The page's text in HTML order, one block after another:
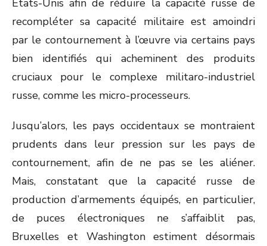
Etats-Unis afin de réduire la capacité russe de
recompléter sa capacité militaire est amoindri
par le contournement à l’œuvre via certains pays
bien identifiés qui acheminent des produits
cruciaux pour le complexe militaro-industriel
russe, comme les micro-processeurs.
Jusqu’alors, les pays occidentaux se montraient
prudents dans leur pression sur les pays de
contournement, afin de ne pas se les aliéner.
Mais, constatant que la capacité russe de
production d’armements équipés, en particulier,
de puces électroniques ne s’affaiblit pas,
Bruxelles et Washington estiment désormais